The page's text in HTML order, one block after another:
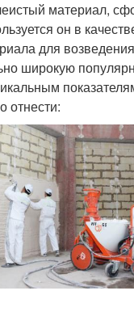
материал,
он в
для
широкую
отнести: